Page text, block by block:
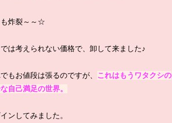
炸裂～～☆
は考えられない価格で、卸して来ました♪
もお値段は張るのですが、 これはもうワタクシの
自己満足の世界。
ンしてみました。